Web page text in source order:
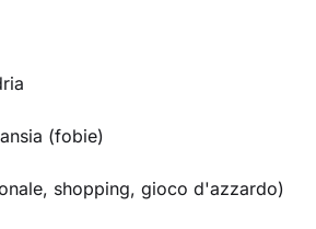
(fobie)
shopping, gioco d'azzardo)